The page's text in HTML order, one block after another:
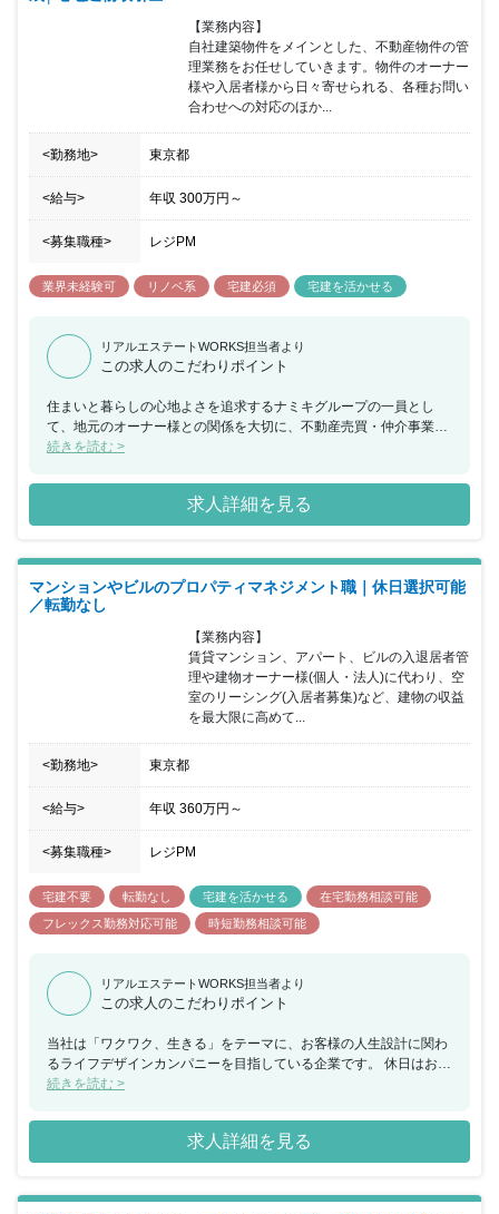
【業務内容】
自社建築物件をメインとした、不動産物件の管
理業務をお任せしていきます。物件のオーナー
様や入居者様から日々寄せられる、各種お問い
合わせへの対応のほか...
<勤務地> 東京都
<給与> 年収 300万円 ～
<募集職種> レジPM
業界未経験可 リノベ系 宅建必須 宅建を活かせる
リアルエステートWORKS担当者より
この求人のこだわりポイント
住まいと暮らしの心地よさを追求するナミキグループの一員とし
て、地元のオーナー様との関係を大切に、不動産売買・仲介事業を
展開してまいりました。グループの幅広いネットワークをいかし、
のひとつです。同時に、同社で働く一人ひとりが、ご相談者様のニ
ーズにいつでもお応えできるように、それぞれのキャリアを自由に
磨くことができ、心地よく働くことができる職場環境の構築にも力
風が吹いています。私たちは、今を新しい価値提案のチャンスとと
らえ、より多くのお客様にご満足いただける、トータルプロフェッ
ショナルカンパニーを目指します。 ■1937年創業。東京都板橋区を
拠点とした地域密着の安定企業。 ■入居率99％以上を誇るデザイン
アパートをはじめ、木造1,000棟以上、RC造500棟以上の建築実績
があります。 ■東武東上線沿いのエリアに根差し、賃貸仲介会社を
運営。ファミリーから単身者向けの物件を扱っています。 ■グルー
プ内で住宅の施工から賃貸・売買仲介、物件管理、リフォームま
で、一貫したサービスを提供しております。 ■働きやすい環境で勤
続年数の長い社員も多く、腰を据えて長期的にキャリアを積むこと
が出来ます。
続きを読む >
求人詳細を見る
マンションやビルのプロパティマネジメント職｜休日選択可能
／転勤なし
【業務内容】
賃貸マンション、アパート、ビルの入退居者管
理や建物オーナー様(個人・法人)に代わり、空
室のリーシング(入居者募集)など、建物の収益
を最大限に高めて...
<勤務地> 東京都
<給与> 年収 360万円 ～
<募集職種> レジPM
宅建不要 転勤なし 宅建を活かせる
在宅勤務相談可能
フレックス勤務対応可能
時短勤務相談可能
リアルエステートWORKS担当者より
この求人のこだわりポイント
当社は「ワクワク、生きる」をテーマに、お客様の人生設計に関わ
るライフデザインカンパニーを目指している企業です。 休日はお好
きなタイミング取得ができ、加えて福利厚生面では、交通費全額支
です。 今回のポジションではご入居者様とオーナー様をつなぐ立場
として、双方の顧客に寄り添った対応を行っていただける方をぜひ
お待ちしております。
続きを読む >
求人詳細を見る